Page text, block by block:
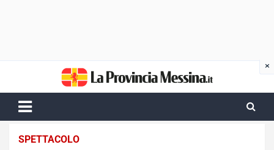
content
SPETTACOLO